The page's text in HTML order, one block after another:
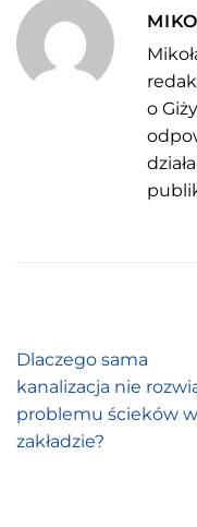
o
Dlaczego sama
kanalizacja nie
problemu ścieków w
zakładzie?